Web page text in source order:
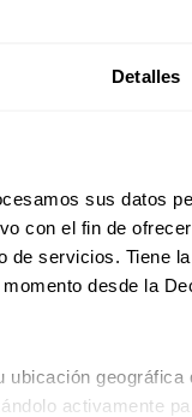
Detalles
sus datos
con el fin de
de servicios. Tiene
desde la
ubicación
activamente